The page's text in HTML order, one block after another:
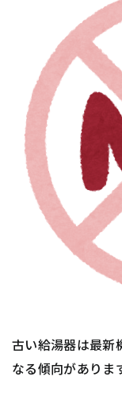
古い給湯器は最新
なる傾向がありま